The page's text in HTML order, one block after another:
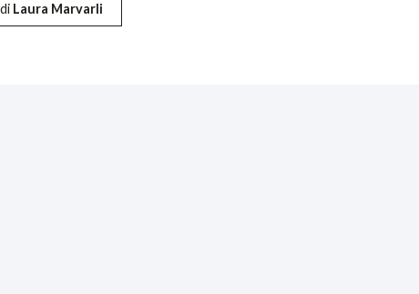
Laura Marvarli